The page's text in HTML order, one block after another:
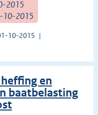
2015
10-2015
10-2015
en
baatbelasting